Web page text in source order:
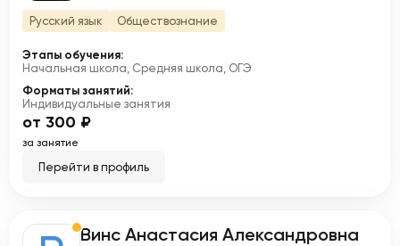
Русский язык Обществознание
Этапы обучения:
Начальная школа, Средняя школа, ОГЭ
Форматы занятий:
Индивидуальные занятия
от 300 ₽
за занятие
Перейти в профиль
Винс Анастасия Александровна